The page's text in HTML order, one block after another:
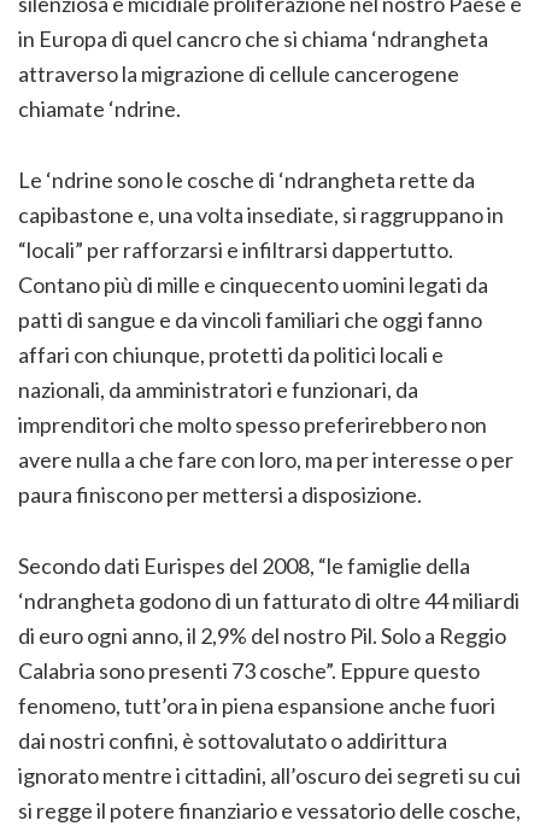
in Europa di quel cancro che si chiama ‘ndrangheta
attraverso la migrazione di cellule cancerogene
chiamate ‘ndrine.
Le ‘ndrine sono le cosche di ‘ndrangheta rette da
capibastone e, una volta insediate, si raggruppano in
“locali” per rafforzarsi e infiltrarsi dappertutto.
Contano più di mille e cinquecento uomini legati da
patti di sangue e da vincoli familiari che oggi fanno
affari con chiunque, protetti da politici locali e
nazionali, da amministratori e funzionari, da
imprenditori che molto spesso preferirebbero non
avere nulla a che fare con loro, ma per interesse o per
paura finiscono per mettersi a disposizione.
Secondo dati Eurispes del 2008, “le famiglie della
‘ndrangheta godono di un fatturato di oltre 44 miliardi
di euro ogni anno, il 2,9% del nostro Pil. Solo a Reggio
Calabria sono presenti 73 cosche”. Eppure questo
fenomeno, tutt’ora in piena espansione anche fuori
dai nostri confini, è sottovalutato o addirittura
ignorato mentre i cittadini, all’oscuro dei segreti su cui
si regge il potere finanziario e vessatorio delle cosche,